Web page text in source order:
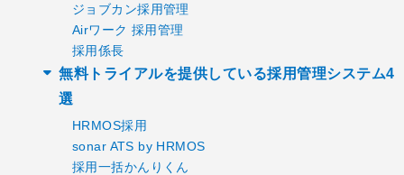
ジョブカン採用管理
Airワーク 採用管理
採用係長
無料トライアルを提供している採用管理システム4
選
HRMOS採用
sonar ATS by HRMOS
採用一括かんりくん